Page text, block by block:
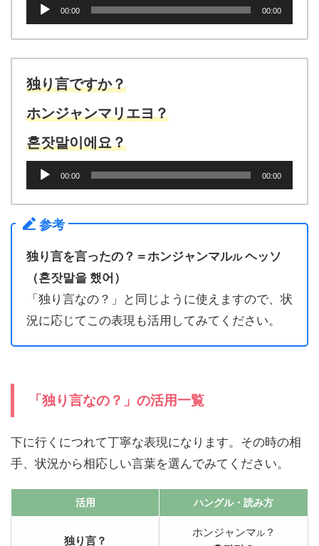
ヤ
ー
00:00 00:00
独り言ですか？
ホンジャンマリエヨ？
혼잣말이에요？
レ
ー
ー
00:00 00:00
参考
独り言を言ったの？＝ホンジャンマルルヘッソ
（혼잣말을 했어）
「独り言なの？」と同じように使えますので、状
況に応じてこの表現も活用してみてください。
「独り言なの？」の活用一覧
下に行くにつれて丁寧な表現になります。その時の相
手、状況から相応しい言葉を選んでみてください。
活用 ハングル・読み方
独り言？
ホンジャンマル？